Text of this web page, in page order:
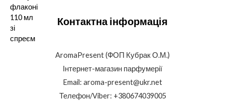
Контактна інформація
AromaPresent (ФОП Кубрак О.М.)
Інтернет-магазин парфумерії
Email: aroma-present@ukr.net
Телефон/Viber: +380674039005